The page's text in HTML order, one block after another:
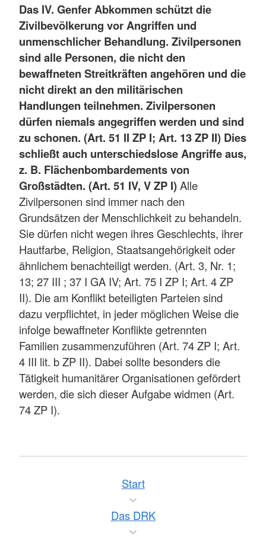
Das IV. Genfer Abkommen schützt die
Zivilbevölkerung vor Angriffen und
unmenschlicher Behandlung. Zivilpersonen
sind alle Personen, die nicht den
bewaffneten Streitkräften angehören und die
nicht direkt an den militärischen
Handlungen teilnehmen. Zivilpersonen
dürfen niemals angegriffen werden und sind
zu schonen. (Art. 51 II ZP I; Art. 13 ZP II) Dies
schließt auch unterschiedslose Angriffe aus,
z. B. Flächenbombardements von
Großstädten. (Art. 51 IV, V ZP I)Alle
Zivilpersonen sind immer nach den
Grundsätzen der Menschlichkeit zu behandeln.
Sie dürfen nicht wegen ihres Geschlechts, ihrer
Hautfarbe, Religion, Staatsangehörigkeit oder
ähnlichem benachteiligt werden. (Art. 3, Nr. 1;
13; 27 III ; 37 I GA IV; Art. 75 I ZP I; Art. 4 ZP
II). Die am Konflikt beteiligten Parteien sind
dazu verpflichtet, in jeder möglichen Weise die
infolge bewaffneter Konflikte getrennten
Familien zusammenzuführen (Art. 74 ZP I; Art.
4 III lit. b ZP II). Dabei sollte besonders die
Tätigkeit humanitärer Organisationen gefördert
werden, die sich dieser Aufgabe widmen (Art.
74 ZP I).
Start
Das DRK